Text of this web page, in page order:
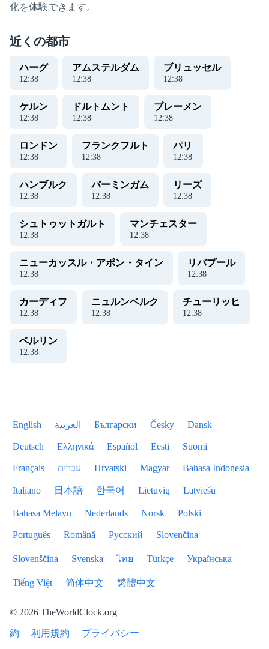
化を体験できます。
近くの都市
ハーグ
12:39
アムステルダム
12:39
ブリュッセル
12:39
ケルン
12:39
ドルトムント
12:39
ブレーメン
12:39
ロンドン
12:39
フランクフルト
12:39
パリ
12:39
ハンブルク
12:39
バーミンガム
12:39
リーズ
12:39
シュトゥットガルト
12:39
マンチェスター
12:39
ニューカッスル・アポン・タイン
12:39
リバプール
12:39
カーディフ
12:39
ニュルンベルク
12:39
チューリッヒ
12:39
ベルリン
12:39
English العربية Български Česky Dansk
Deutsch Ελληνικά Español Eesti Suomi
Français עברית Hrvatski Magyar Bahasa Indonesia
Italiano 日本語 한국어 Lietuvių Latviešu
Bahasa Melayu Nederlands Norsk Polski
Português Română Русский Slovenčina
Slovenščina Svenska ไทย Türkçe Українська
Tiếng Việt 简体中文 繁體中文
© 2026 TheWorldClock.org
約 利用規約 プライバシー